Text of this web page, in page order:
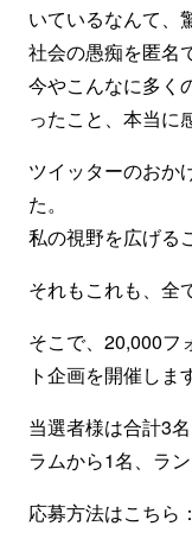
いているなんて、
社会の愚痴を匿名
今やこんなに多く
ったこと、本当に
ツイッターのおか
た。
私の視野を広げる
それもこれも、全
そこで、20,000フ
ト企画を開催しま
当選者様は合計3
ラムから1名、ラ
応募方法はこちら：